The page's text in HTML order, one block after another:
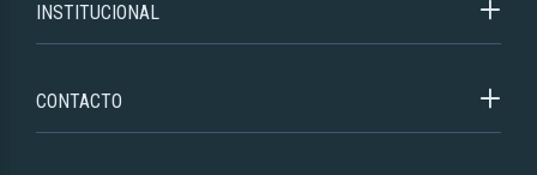
INSTITUCIONAL
CONTACTO